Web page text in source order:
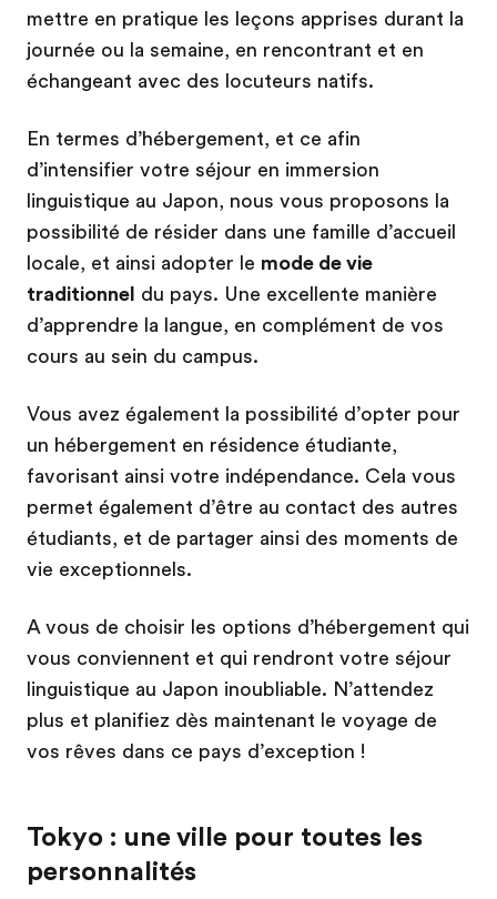
mettre en pratique les leçons apprises durant la
journée ou la semaine, en rencontrant et en
échangeant avec des locuteurs natifs.
En termes d’hébergement, et ce afin
d’intensifier votre séjour en immersion
linguistique au Japon, nous vous proposons la
possibilité de résider dans une famille d’accueil
locale, et ainsi adopter le mode de vie
traditionnel du pays. Une excellente manière
d’apprendre la langue, en complément de vos
cours au sein du campus.
Vous avez également la possibilité d’opter pour
un hébergement en résidence étudiante,
favorisant ainsi votre indépendance. Cela vous
permet également d’être au contact des autres
étudiants, et de partager ainsi des moments de
vie exceptionnels.
A vous de choisir les options d’hébergement qui
vous conviennent et qui rendront votre séjour
linguistique au Japon inoubliable. N’attendez
plus et planifiez dès maintenant le voyage de
vos rêves dans ce pays d’exception !
Tokyo : une ville pour toutes les
personnalités